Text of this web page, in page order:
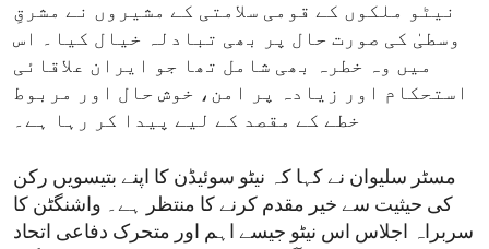
نیٹو ملکوں کے قومی سلامتی کے مشیروں نے مشرقِ
وسطیٰ کی صورت حال پر بھی تبادلہ خیال کیا۔ اس
میں وہ خطرہ بھی شامل تھا جو ایران علاقائی
استحکام اور زیادہ پر امن، خوش حال اور مربوط
خطے کے مقصد کے لیے پیدا کر رہا ہے۔
مسٹر سلیوان نے کہا کہ نیٹو سوئیڈن کا اپنے بتیسویں رکن
کی حیثیت سے خیر مقدم کرنے کا منتظر ہے۔ واشنگٹن کا
سربراہ اجلاس اس نیٹو جیسے اہم اور متحرک دفاعی اتحاد